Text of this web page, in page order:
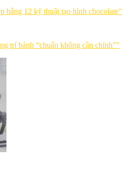
bằng 12 kỹ thuật tạo hình chocolate"
trí bánh “chuẩn không cần chỉnh”"